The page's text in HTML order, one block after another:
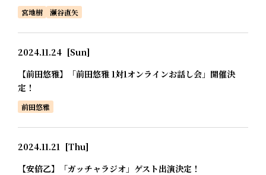
宮地樹 瀬谷直矢
2024.11.24 [Sun]
【前田悠雅】「前田悠雅 1対1オンラインお話し会」開催決
定！
前田悠雅
2024.11.21 [Thu]
【安倍乙】「ガッチャラジオ」ゲスト出演決定！